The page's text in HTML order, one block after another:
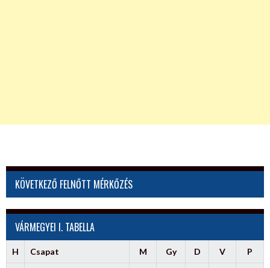
KÖVETKEZŐ FELNŐTT MÉRKŐZÉS
VÁRMEGYEI I. TABELLA
H Csapat M Gy D V P